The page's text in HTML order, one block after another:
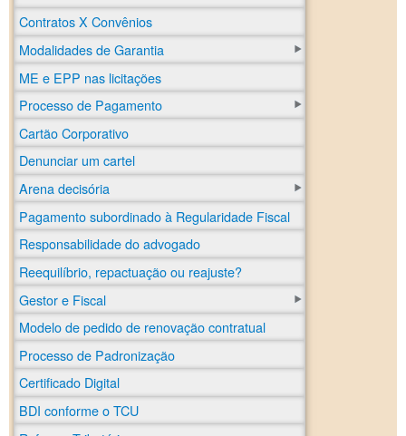
Contratos X Convênios
Modalidades de Garantia
ME e EPP nas licitações
Processo de Pagamento
Cartão Corporativo
Denunciar um cartel
Arena decisória
Pagamento subordinado à Regularidade Fiscal
Responsabilidade do advogado
Reequilíbrio, repactuação ou reajuste?
Gestor e Fiscal
Modelo de pedido de renovação contratual
Processo de Padronização
Certificado Digital
BDI conforme o TCU